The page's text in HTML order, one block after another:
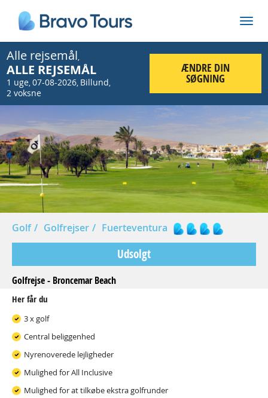
Alle rejsemål,
ALLE REJSEMÅL
1 uge,07-08-2026, Billund,
2 voksne
ÆNDRE DIN
SØGNING
Prev
Golf Golfrejser Fuerteventura
Udsolgt
Golfrejse - Broncemar Beach
Her får du
3 x golf
Central beliggenhed
Nyrenoverede lejligheder
Mulighed for All Inclusive
Mulighed for at tilkøbe ekstra golfrunder